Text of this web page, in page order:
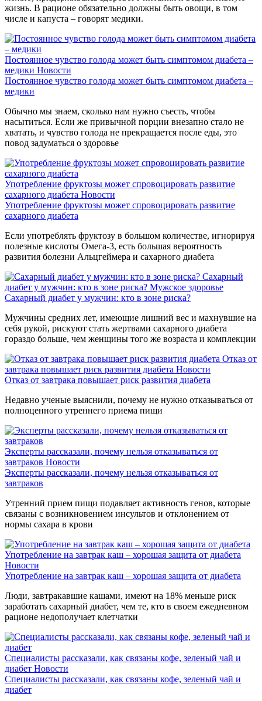
жизнь. В рационе обязательно должны быть овощи, в том
числе и капуста – говорят медики.
Постоянное чувство голода может быть симптомом диабета –
медики Новости
Постоянное чувство голода может быть симптомом диабета –
медики
Обычно мы знаем, сколько нам нужно съесть, чтобы
насытиться. Если же привычной порции внезапно стало не
хватать, и чувство голода не прекращается после еды, это
повод задуматься о здоровье
Употребление фруктозы может спровоцировать развитие
сахарного диабета Новости
Употребление фруктозы может спровоцировать развитие
сахарного диабета
Если употреблять фруктозу в большом количестве, игнорируя
полезные кислоты Омега-3, есть большая вероятность
развития болезни Альцгеймера и сахарного диабета
Сахарный
диабет у мужчин: кто в зоне риска? Мужское здоровье
Сахарный диабет у мужчин: кто в зоне риска?
Мужчины средних лет, имеющие лишний вес и махнувшие на
себя рукой, рискуют стать жертвами сахарного диабета
гораздо больше, чем женщины того же возраста и комплекции
Отказ от
завтрака повышает риск развития диабета Новости
Отказ от завтрака повышает риск развития диабета
Недавно ученые выяснили, почему не нужно отказываться от
полноценного утреннего приема пищи
Эксперты рассказали, почему нельзя отказываться от
завтраков Новости
Эксперты рассказали, почему нельзя отказываться от
завтраков
Утренний прием пищи подавляет активность генов, которые
связаны с возникновением инсультов и отклонением от
нормы сахара в крови
Употребление на завтрак каш – хорошая защита от диабета
Новости
Употребление на завтрак каш – хорошая защита от диабета
Люди, завтракавшие кашами, имеют на 18% меньше риск
заработать сахарный диабет, чем те, кто в своем ежедневном
рационе недополучает клетчатки
Специалисты рассказали, как связаны кофе, зеленый чай и
диабет Новости
Специалисты рассказали, как связаны кофе, зеленый чай и
диабет